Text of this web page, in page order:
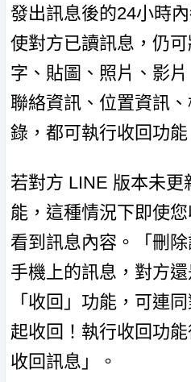
發出訊息後的24小時
使對方已讀訊息，仍
字、貼圖、照片、影
聯絡資訊、位置資訊
錄，都可執行收回功能
若對方 LINE 版本未更
能，這種情況下即使
看到訊息內容。「刪
手機上的訊息，對方
「收回」功能，可連
起收回！執行收回功
收回訊息」。